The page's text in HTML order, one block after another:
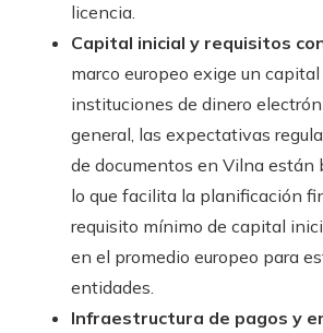
licencia.
Capital inicial y requisitos
marco europeo exige un
instituciones de dinero
general, las expectativas
de documentos en Vilna están
lo que facilita la planificación
requisito mínimo de capital
en el promedio europeo para
entidades.
Infraestructura de pagos y